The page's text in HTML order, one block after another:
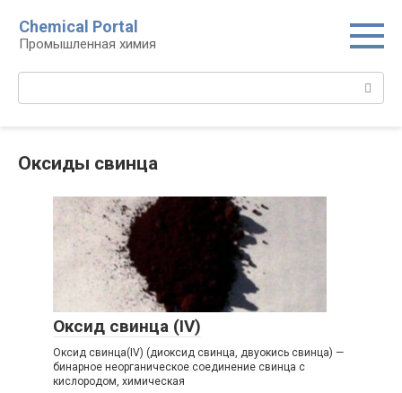
контенту
Chemical Portal
Промышленная химия
Оксиды свинца‎
Оксид свинца (IV)
Оксид свинца(IV) (диоксид свинца, двуокись свинца) —
бинарное неорганическое соединение свинца с
кислородом, химическая